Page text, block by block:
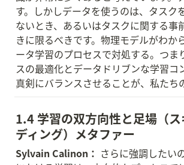
す。しかしデータを使うのは、タスク
ないとき、あるいはタスクに関する事
きに限るべきです。物理モデルがわか
ータ学習のプロセスで対処する。つま
スの最適化とデータドリブンな学習コ
真剣にバランスさせることが、私たち
1.4 学習の双方向性と足場（
ディング）メタファー
Sylvain Calinon： さらに強調したい